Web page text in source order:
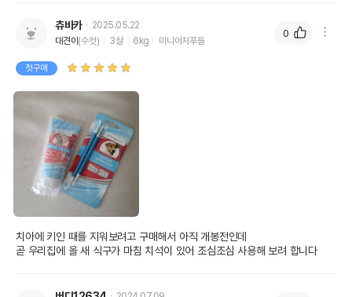
츄바카
2025.05.22
대견이 (수컷) 3살 6kg 미니어처푸들
첫구매
치아에 키인 때를 지워보려고 구매해서 아직 개봉전인데
곧 우리집에 올 새 식구가 마침 치석이 있어 조심조심 사용해 보려 합니다
0